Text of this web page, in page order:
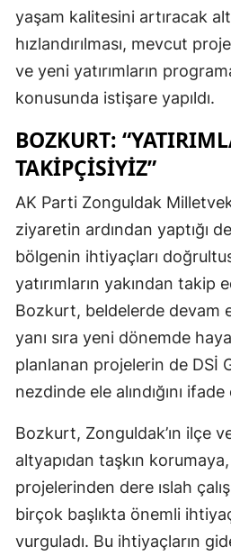
yaşam kalitesini artıracak
hızlandırılması, mevcut
ve yeni yatırımların
konusunda istişare yapıldı.
BOZKURT:
TAKİPÇİSİYİZ”
AK Parti Zonguldak
ziyaretin ardından yaptığı
bölgenin ihtiyaçları
yatırımların yakından takip
Bozkurt, beldelerde devam
yanı sıra yeni dönemde
planlanan projelerin de DSİ
nezdinde ele alındığını
Bozkurt, Zonguldak’ın ilçe
altyapıdan taşkın
projelerinden dere ıslah
birçok başlıkta önemli
vurguladı. Bu ihtiyaçların